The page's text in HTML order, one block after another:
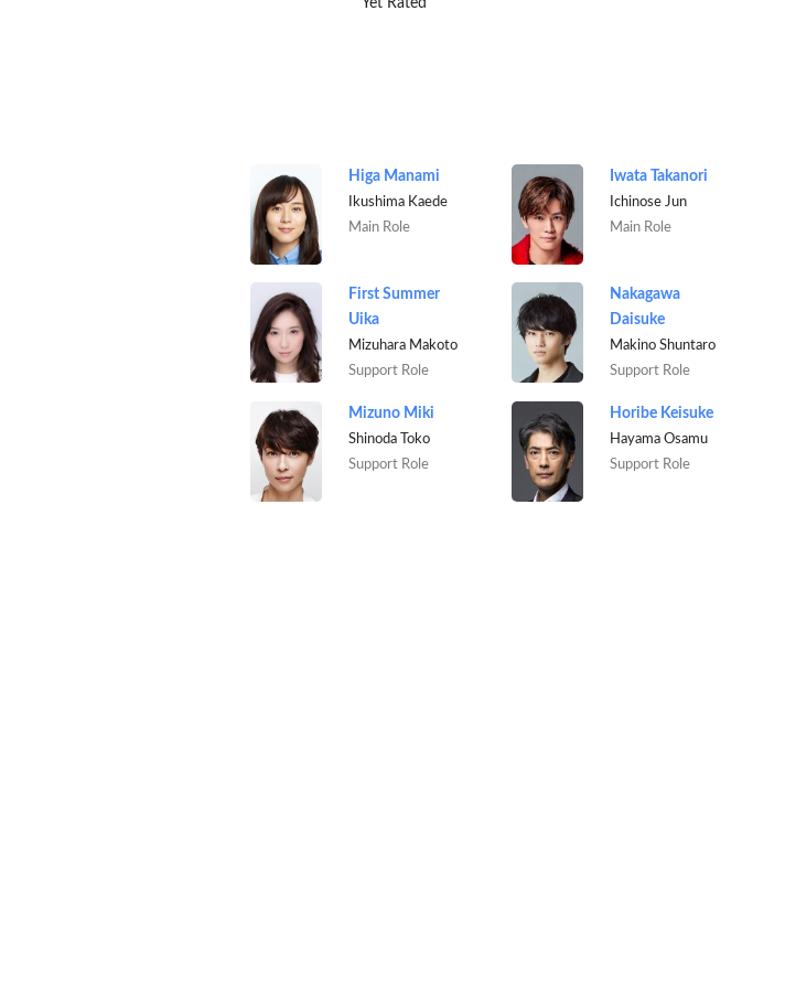
Yet Rated
Higa Manami
Ikushima Kaede
Main Role
Iwata Takanori
Ichinose Jun
Main Role
First Summer
Uika
Mizuhara Makoto
Support Role
Nakagawa
Daisuke
Makino Shuntaro
Support Role
Mizuno Miki
Shinoda Toko
Support Role
Horibe Keisuke
Hayama Osamu
Support Role